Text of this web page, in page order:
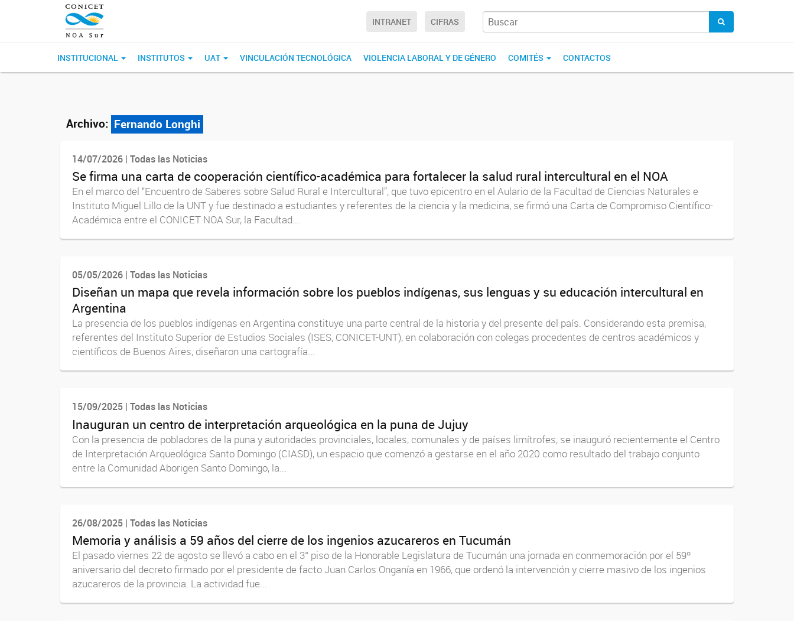
INTRANET CIFRAS
INSTITUCIONAL INSTITUTOS UAT VINCULACIÓN TECNOLÓGICA VIOLENCIA LABORAL Y DE GÉNERO COMITÉS CONTACTOS
Archivo: Fernando Longhi
14/07/2026 | Todas las Noticias
Se firma una carta de cooperación científico-académica para fortalecer la salud rural intercultural en el NOA
En el marco del “Encuentro de Saberes sobre Salud Rural e Intercultural”, que tuvo epicentro en el Aulario de la Facultad de Ciencias Naturales e
Instituto Miguel Lillo de la UNT y fue destinado a estudiantes y referentes de la ciencia y la medicina, se firmó una Carta de Compromiso Científico-
Académica entre el CONICET NOA Sur, la Facultad...
05/05/2026 | Todas las Noticias
Diseñan un mapa que revela información sobre los pueblos indígenas, sus lenguas y su educación intercultural en
Argentina
La presencia de los pueblos indígenas en Argentina constituye una parte central de la historia y del presente del país. Considerando esta premisa,
referentes del Instituto Superior de Estudios Sociales (ISES, CONICET-UNT), en colaboración con colegas procedentes de centros académicos y
científicos de Buenos Aires, diseñaron una cartografía...
15/09/2025 | Todas las Noticias
Inauguran un centro de interpretación arqueológica en la puna de Jujuy
Con la presencia de pobladores de la puna y autoridades provinciales, locales, comunales y de países limítrofes, se inauguró recientemente el Centro
de Interpretación Arqueológica Santo Domingo (CIASD), un espacio que comenzó a gestarse en el año 2020 como resultado del trabajo conjunto
entre la Comunidad Aborigen Santo Domingo, la...
26/08/2025 | Todas las Noticias
Memoria y análisis a 59 años del cierre de los ingenios azucareros en Tucumán
El pasado viernes 22 de agosto se llevó a cabo en el 3° piso de la Honorable Legislatura de Tucumán una jornada en conmemoración por el 59º
aniversario del decreto firmado por el presidente de facto Juan Carlos Onganía en 1966, que ordenó la intervención y cierre masivo de los ingenios
azucareros de la provincia. La actividad fue...